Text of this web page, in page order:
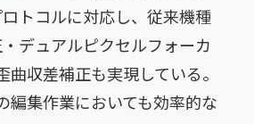
トコルに対応し、従来機種
デュアルピクセルフォーカ
収差補正も実現している。
編集作業においても効率的な